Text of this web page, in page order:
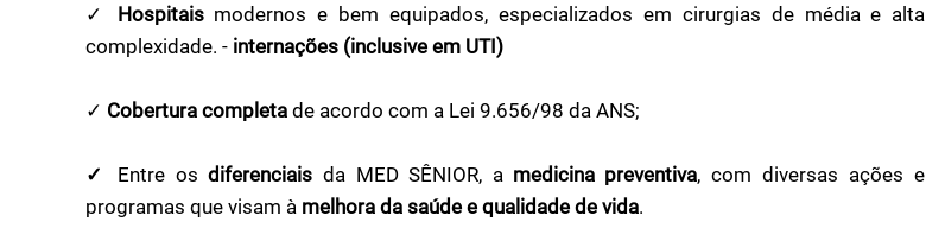
✓ Hospitais modernos e bem equipados, especializados em cirurgias de média e alta
complexidade. - internações (inclusive em UTI)
✓ Cobertura completa de acordo com a Lei 9.656/98 da ANS;
✓ Entre osdiferenciais da MED SÊNIOR, a medicina preventiva, com diversas ações e
programas que visam à melhora da saúde e qualidade de vida.